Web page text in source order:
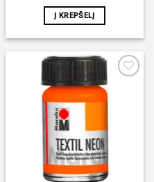
Į KREPŠELĮ